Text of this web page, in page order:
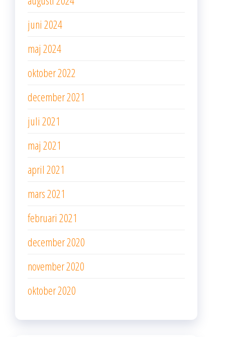
juni 2024
maj 2024
oktober 2022
december 2021
juli 2021
maj 2021
april 2021
mars 2021
februari 2021
december 2020
november 2020
oktober 2020